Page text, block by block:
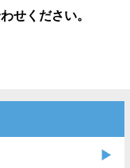
せください。